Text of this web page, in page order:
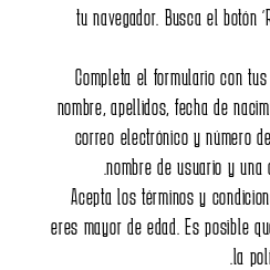
tu navegador. Busca
Completa el
nombre, apellidos,
correo electrónico y
nombre de
Acepta los términos y
eres mayor de edad. Es